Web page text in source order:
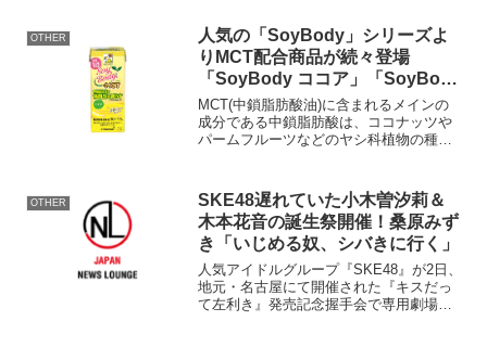
OTHER
人気の「SoyBody」シリーズよ
りMCT配合商品が続々登場
「SoyBody ココア」「SoyBody
バナナ」が「SoyBody +MCT」
シリーズでリニューアル新発売！
3月18日(月)より 全国(※一部店舗
MCT(中鎖脂肪酸油)に含まれるメインの
成分である中鎖脂肪酸は、ココナッツや
パームフルーツなどのヤシ科植物の種
れ、近年ではMCTの健康機能に着目した
一般生活者向けの商...
OTHER
SKE48遅れていた小木曽汐莉＆
木本花音の誕生祭開催！桑原みず
き「いじめる奴、シバきに行く」
人気アイドルグループ『SKE48』が2日、
地元・名古屋にて開催された『キスだっ
て左利き』発売記念握手会で専用劇場の